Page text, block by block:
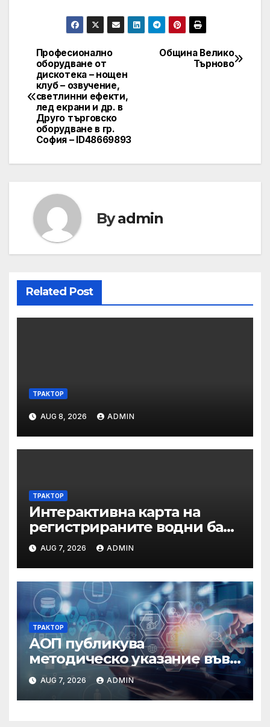
Post
navigation
Община Велико
Търново
Професионално
оборудване от
дискотека – нощен
клуб – озвучение,
светлинни ефекти,
лед екрани и др. в
Друго търговско
оборудване в гр.
София – ID48669893
Byadmin
Related Post
ТРАКТОР
AUG 8, 2026 ADMIN
ТРАКТОР
Интерактивна карта на
регистрираните водни бази
по Черноморието за летния
сезон на 2026 г.
AUG 7, 2026 ADMIN
ТРАКТОР
АОП публикува
методическо указание във
връзка с промени в
основанията за
задължително
AUG 7, 2026 ADMIN